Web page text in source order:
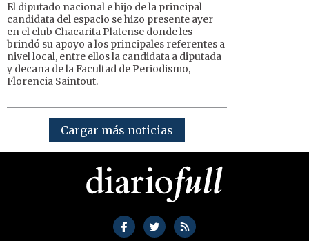
El diputado nacional e hijo de la principal
candidata del espacio se hizo presente ayer
en el club Chacarita Platense donde les
brindó su apoyo a los principales referentes a
nivel local, entre ellos la candidata a diputada
y decana de la Facultad de Periodismo,
Florencia Saintout.
Cargar más noticias